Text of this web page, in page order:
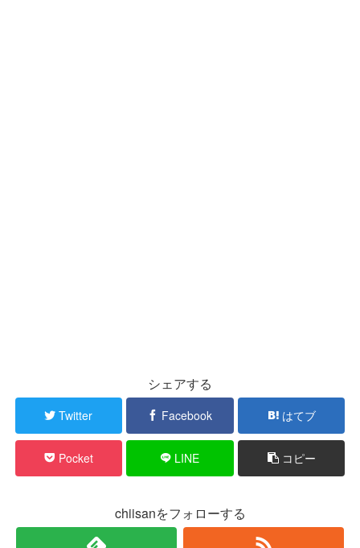
シェアする
Twitter Facebook はてブ
Pocket LINE コピー
chiisanをフォローする